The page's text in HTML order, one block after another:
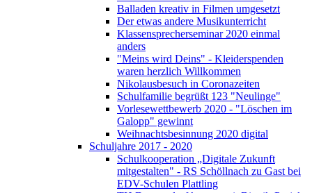
Balladen kreativ in Filmen umgesetzt
Der etwas andere Musikunterricht
Klassensprecherseminar 2020 einmal
anders
"Meins wird Deins" - Kleiderspenden
waren herzlich Willkommen
Nikolausbesuch in Coronazeiten
Schulfamilie begrüßt 123 "Neulinge"
Vorlesewettbewerb 2020 - "Löschen im
Galopp" gewinnt
Weihnachtsbesinnung 2020 digital
Schuljahre 2017 - 2020
Schulkooperation „Digitale Zukunft
mitgestalten" - RS Schöllnach zu Gast bei
EDV-Schulen Plattling